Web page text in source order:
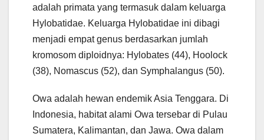
adalah primata yang termasuk dalam keluarga
Hylobatidae. Keluarga Hylobatidae ini dibagi
menjadi empat genus berdasarkan jumlah
kromosom diploidnya: Hylobates (44), Hoolock
(38), Nomascus (52), dan Symphalangus (50).
Owa adalah hewan endemik Asia Tenggara. Di
Indonesia, habitat alami Owa tersebar di Pulau
Sumatera, Kalimantan, dan Jawa. Owa dalam